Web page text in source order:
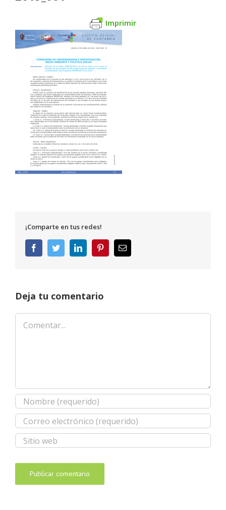
Imprimir
¡Comparte en tus redes!
FacebookTwitterLinkedInPinterestCorreo
electrónico
Deja tu comentario
Comentar